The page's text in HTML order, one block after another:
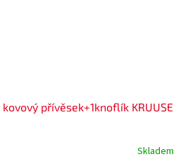
přívěsek+1knoflík KRUUSE
Skladem